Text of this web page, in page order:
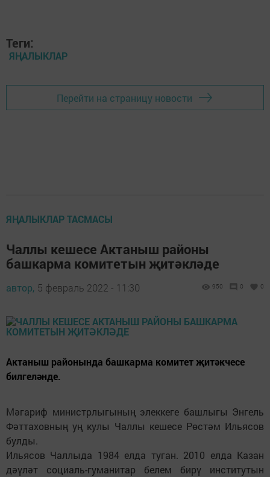
Теги:
ЯҢАЛЫКЛАР
Перейти на страницу новости
ЯҢАЛЫКЛАР ТАСМАСЫ
Чаллы кешесе Актаныш районы
башкарма комитетын җитәкләде
автор, 5 февраль 2022 - 11:30 950 0 0
Актаныш районында башкарма комитет җитәкчесе
билгеләнде.
Мәгариф министрлыгының элеккеге башлыгы Энгель
Фәттаховның уң кулы Чаллы кешесе Рөстәм Ильясов
булды.
Ильясов Чаллыда 1984 елда туган. 2010 елда Казан
дәүләт социаль-гуманитар белем бирү институтын